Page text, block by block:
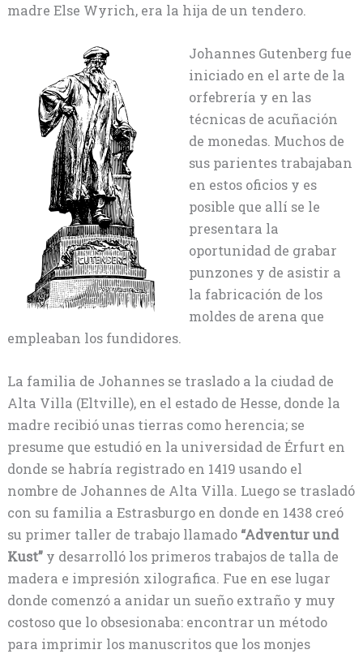
madre Else Wyrich, era la hija de un tendero.
Johannes Gutenberg fue
iniciado en el arte de la
orfebrería y en las
técnicas de acuñación
de monedas. Muchos de
sus parientes trabajaban
en estos oficios y es
posible que allí se le
presentara la
oportunidad de grabar
punzones y de asistir a
la fabricación de los
moldes de arena que
empleaban los fundidores.
La familia de Johannes se traslado a la ciudad de
Alta Villa (Eltville), en el estado de Hesse, donde la
madre recibió unas tierras como herencia; se
presume que estudió en la universidad de Érfurt en
donde se habría registrado en 1419 usando el
nombre de Johannes de Alta Villa. Luego se trasladó
con su familia a Estrasburgo en donde en 1438 creó
su primer taller de trabajo llamado “Adventur und
Kust” y desarrolló los primeros trabajos de talla de
madera e impresión xilografica. Fue en ese lugar
donde comenzó a anidar un sueño extraño y muy
costoso que lo obsesionaba: encontrar un método
para imprimir los manuscritos que los monjes